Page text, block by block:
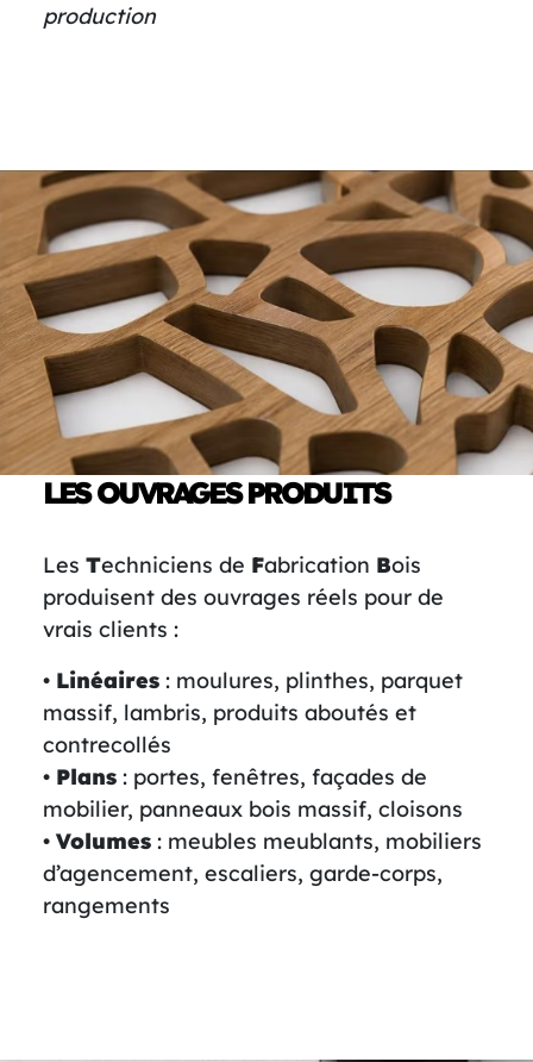
production
LES OUVRAGES PRODUITS
Les Techniciens de Fabrication Bois
produisent des ouvrages réels pour de
vrais clients :
• Linéaires: moulures, plinthes, parquet
massif, lambris, produits aboutés et
contrecollés
• Plans: portes, fenêtres, façades de
mobilier, panneaux bois massif, cloisons
• Volumes: meubles meublants, mobiliers
d’agencement, escaliers, garde-corps,
rangements